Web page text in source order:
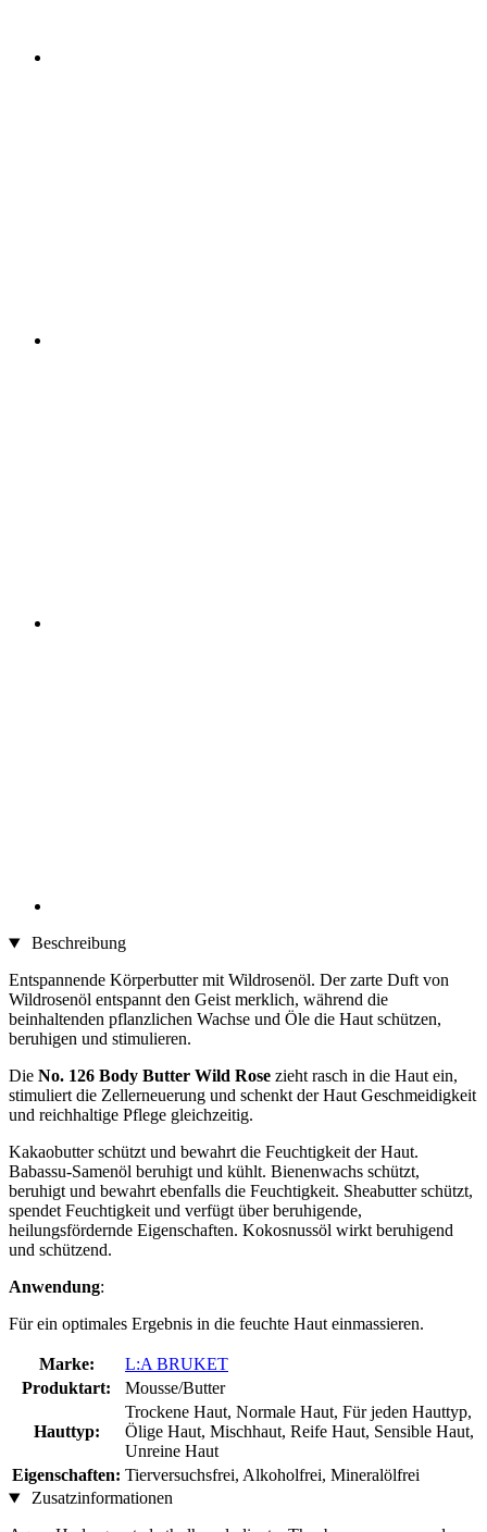
Beschreibung
Entspannende Körperbutter mit Wildrosenöl. Der zarte Duft von
Wildrosenöl entspannt den Geist merklich, während die
beinhaltenden pflanzlichen Wachse und Öle die Haut schützen,
beruhigen und stimulieren.
Die No. 126 Body Butter Wild Rose zieht rasch in die Haut ein,
stimuliert die Zellerneuerung und schenkt der Haut Geschmeidigkeit
und reichhaltige Pflege gleichzeitig.
Kakaobutter schützt und bewahrt die Feuchtigkeit der Haut.
Babassu-Samenöl beruhigt und kühlt. Bienenwachs schützt,
beruhigt und bewahrt ebenfalls die Feuchtigkeit. Sheabutter schützt,
spendet Feuchtigkeit und verfügt über beruhigende,
heilungsfördernde Eigenschaften. Kokosnussöl wirkt beruhigend
und schützend.
Anwendung:
Für ein optimales Ergebnis in die feuchte Haut einmassieren.
Marke:
L:A BRUKET
Produktart:
Mousse/Butter
Hauttyp:
Trockene Haut, Normale Haut, Für jeden Hauttyp,
Ölige Haut, Mischhaut, Reife Haut, Sensible Haut,
Unreine Haut
Eigenschaften: Tierversuchsfrei, Alkoholfrei, Mineralölfrei
Zusatzinformationen